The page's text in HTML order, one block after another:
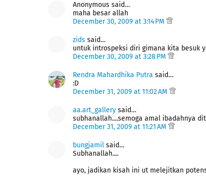
Anonymous said…
maha besar allah
December 30, 2009 at 3:14 PM
zids said…
untuk introspeksi diri gimana kita besuk
December 30, 2009 at 3:28 PM
Rendra Mahardhika Putra said…
:D
December 31, 2009 at 11:02 AM
aa.art_gallery said…
subhanallah....semoga amal ibadahnya
December 31, 2009 at 11:21 AM
bungjamil said…
Subhanallah....
ayo, jadikan kisah ini ut melejitkan